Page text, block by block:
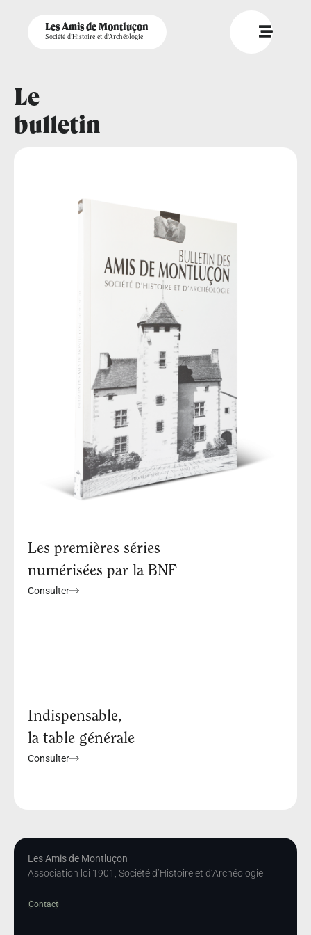
Les Amis de Montluçon
Société d'Histoire et d'Archéologie
Le
bulletin
Les premières séries
numérisées par la BNF
Consulter
Indispensable,
la table générale
Consulter
Les Amis de Montluçon
Association loi 1901, Société d’Histoire et d’Archéologie
Contact